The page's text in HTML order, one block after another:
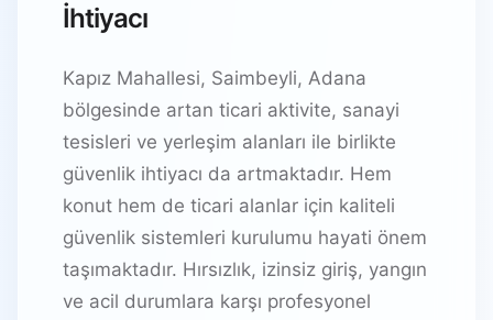
İhtiyacı
Kapız Mahallesi, Saimbeyli, Adana
bölgesinde artan ticari aktivite, sanayi
tesisleri ve yerleşim alanları ile birlikte
güvenlik ihtiyacı da artmaktadır. Hem
konut hem de ticari alanlar için kaliteli
güvenlik sistemleri kurulumu hayati önem
taşımaktadır. Hırsızlık, izinsiz giriş, yangın
ve acil durumlara karşı profesyonel